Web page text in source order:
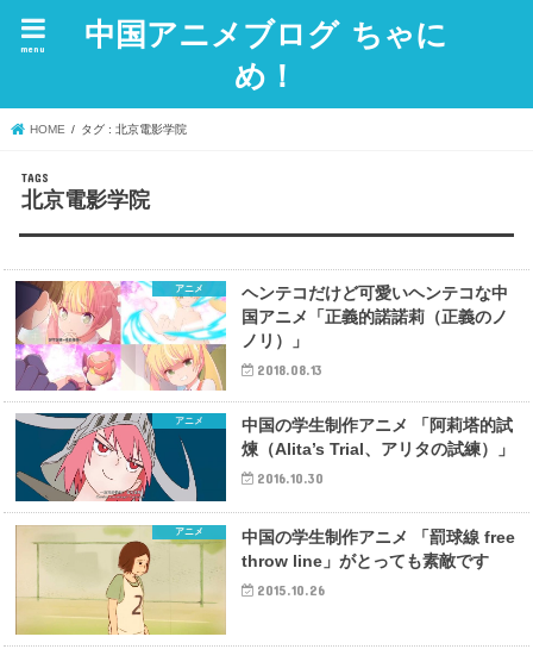
中国アニメブログ ちゃに
め！
menu
HOME タグ : 北京電影学院
北京電影学院
アニメ
ヘンテコだけど可愛いヘンテコな中
国アニメ「正義的諾諾莉（正義のノ
ノリ）」
2018.08.13
アニメ
中国の学生制作アニメ 「阿莉塔的試
煉（Alita’s Trial、アリタの試練）」
2016.10.30
アニメ
中国の学生制作アニメ 「罰球線 free
throw line」がとっても素敵です
2015.10.26